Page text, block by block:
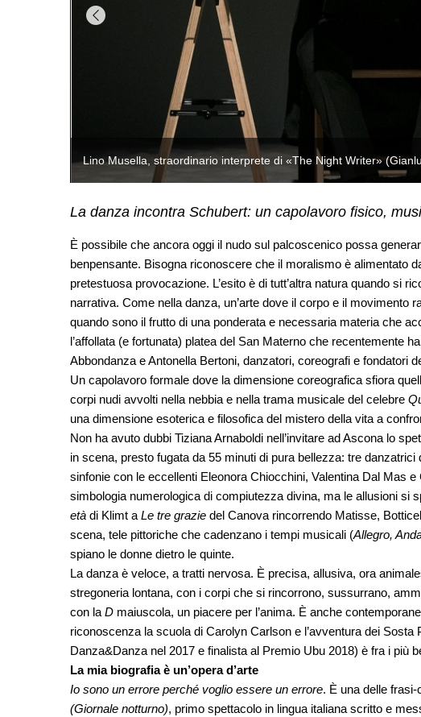
La danza incontra Schubert: un capolavoro fisico,
È possibile che ancora oggi il nudo sul palcoscenico possa
benpensante. Bisogna riconoscere che il moralismo è alimentato
pretestuosa provocazione. L’esito è di tutt’altra natura quando si
narrativa. Come nella danza, un’arte dove il corpo e il movimento
quando sono il frutto di una ponderata e necessaria materia che
l’affollata (e fortunata) platea del San Materno che recentemente
Abbondanza e Antonella Bertoni, danzatori, coreografi e fondatori
Un capolavoro formale dove la dimensione coreografica sfiora
corpi nudi avvolti nella nebbia e nella trama musicale del celebre
una dimensione esoterica e filosofica del mistero della vita a
Non ha avuto dubbi Tiziana Arnaboldi nell’invitare ad Ascona lo
in scena, presto fugata da 55 minuti di pura bellezza: tre
sinfonie con le eccellenti Eleonora Chiocchini, Valentina Dal Mas
simbologia numerologica di compiutezza divina, ma le allusioni si
età di Klimt a Le tre grazie del Canova rincorrendo Matisse,
scena, tele pittoriche che cadenzano i tempi musicali (Allegro,
spiano le donne dietro le quinte.
La danza è veloce, a tratti nervosa. È precisa, allusiva, ora
stregoneria lontana, con i corpi che si rincorrono, sussurrano,
con la D maiuscola, un piacere per l’anima. È anche
riconoscenza la scuola di Carolyn Carlson e l’avventura dei Sosta
Danza&Danza nel 2017 e finalista al Premio Ubu 2018) è fra i più
La mia biografia è un’opera d’arte
Io sono un errore perché voglio essere un errore. È una delle
(Giornale notturno), primo spettacolo in lingua italiana scritto e